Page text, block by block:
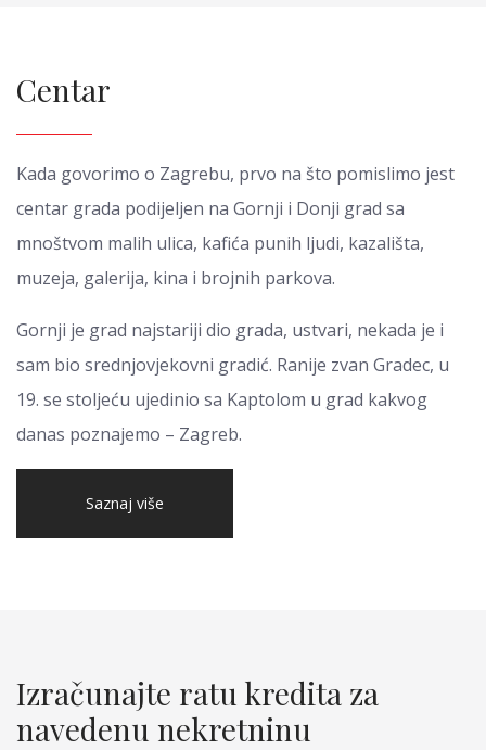
Centar
Kada govorimo o Zagrebu, prvo na što pomislimo jest
centar grada podijeljen na Gornji i Donji grad sa
mnoštvom malih ulica, kafića punih ljudi, kazališta,
muzeja, galerija, kina i brojnih parkova.
Gornji je grad najstariji dio grada, ustvari, nekada je i
sam bio srednjovjekovni gradić. Ranije zvan Gradec, u
19. se stoljeću ujedinio sa Kaptolom u grad kakvog
danas poznajemo – Zagreb.
Saznaj više
Izračunajte ratu kredita za
navedenu nekretninu